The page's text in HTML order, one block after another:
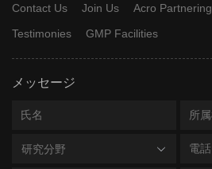
Contact Us
Join Us Acro Partnering
Testimonies
GMP Facilities
メッセージ
研究分野